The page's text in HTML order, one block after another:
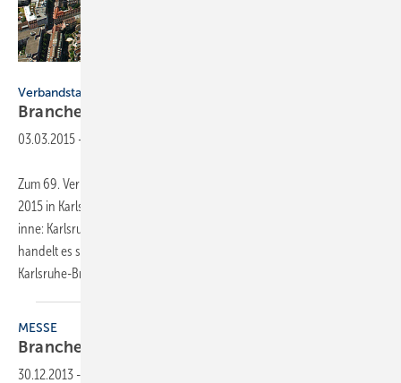
Verbandstag 2015
Branchentreff in
03.03.2015 -
Zum 69. Verbandstag trifft sich die SHK-Branche am 26. und 27. Juni
2015 in Karlsruhe. Damit hat die badische Fächerstadt einen Rekord
inne: Karlsruhe ist bereits zum fünften Mal Austragungsort. Gleichzeitig
handelt es sich um eine Premiere: Für die 2012 fusionierte Innung
Karlsruhe-Bruchsal...
MESSE
Branchentreff
30.12.2013 -